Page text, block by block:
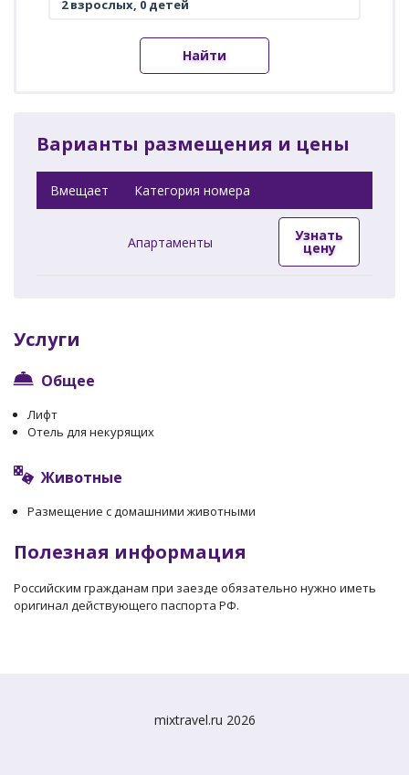
Найти
Варианты размещения и цены
Вмещает Категория номера
Апартаменты Узнать
цену
Услуги
Общее
Лифт
Отель для некурящих
Животные
Размещение с домашними животными
Полезная информация
Российским гражданам при заезде обязательно нужно иметь
оригинал действующего паспорта РФ.
mixtravel.ru 2026